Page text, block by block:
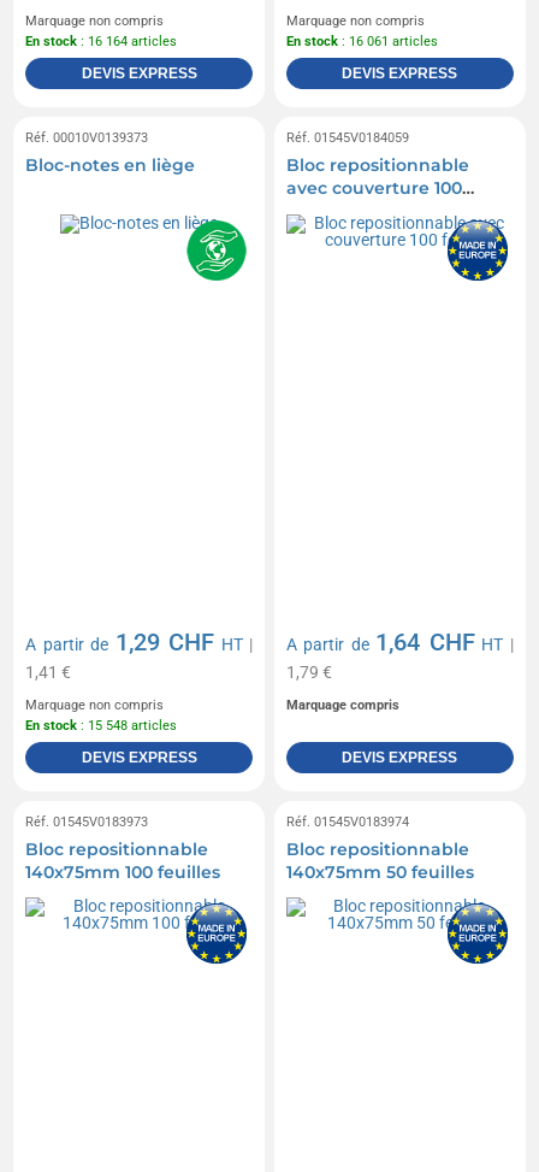
Marquage non compris
En stock : 16 164 articles
DEVIS EXPRESS
Marquage non compris
En stock : 16 061 articles
DEVIS EXPRESS
Réf. 00010V0139373
Bloc-notes en liège
A partir de 1,29 CHF HT|
1,41 €
Marquage non compris
En stock : 15 548 articles
DEVIS EXPRESS
Réf. 01545V0184059
Bloc repositionnable
avec couverture 100
feuilles
A partir de 1,64 CHF HT |
1,79 €
Marquage compris
DEVIS EXPRESS
Réf. 01545V0183973
Bloc repositionnable
140x75mm 100 feuilles
Réf. 01545V0183974
Bloc repositionnable
140x75mm 50 feuilles